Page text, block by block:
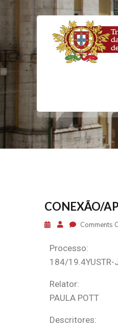
CONEXÃO/
Comments
Processo:
184/19.4YUSTR-
Relator:
PAULA POTT
Descritores: